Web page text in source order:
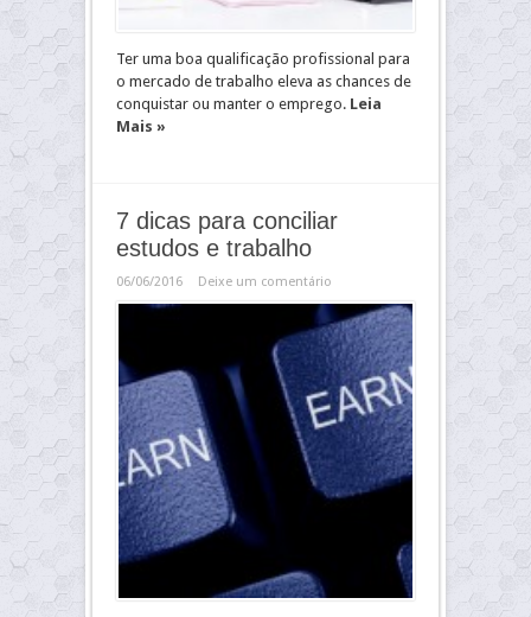
Ter uma boa qualificação profissional para
o mercado de trabalho eleva as chances de
conquistar ou manter o emprego. Leia
Mais »
7 dicas para conciliar
estudos e trabalho
06/06/2016 Deixe um comentário